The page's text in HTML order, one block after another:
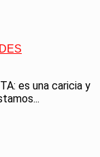
es una caricia y